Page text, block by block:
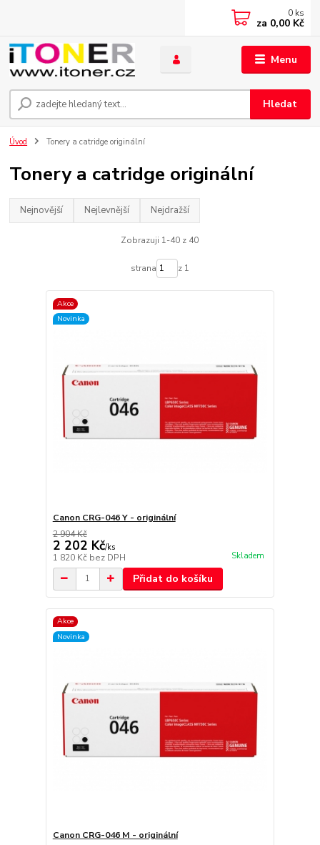
Menu
Hledat
0 ks
za 0,00 Kč
Úvod Tonery a catridge originální
Tonery a catridge originální
Nejnovější Nejlevnější Nejdražší
Zobrazuji 1-40 z 40
strana z 1
Akce
Novinka
Canon CRG-046 Y - originální
2 904 Kč
2 202 Kč/ks
1 820 Kč bez DPH Skladem
Přidat do košíku
Akce
Novinka
Canon CRG-046 M - originální